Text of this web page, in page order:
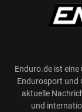
Enduro.de ist
Endurosport und
aktuelle
und